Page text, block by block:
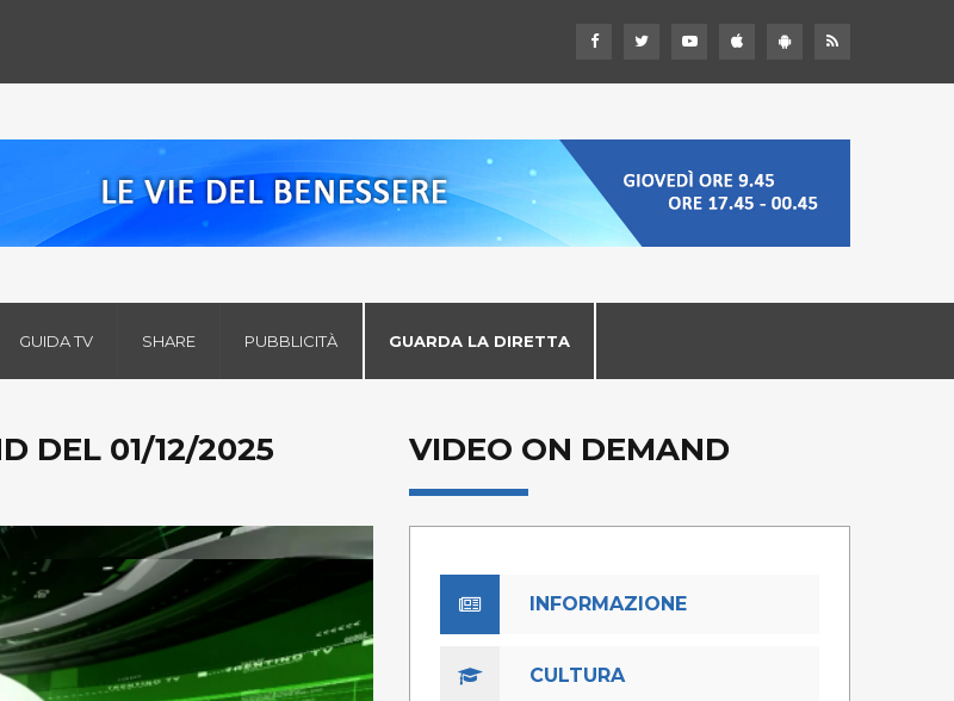
GUIDA TV SHARE PUBBLICITÀ GUARDA LA DIRETTA
DEL 01/12/2025 VIDEO ON DEMAND
INFORMAZIONE
CULTURA